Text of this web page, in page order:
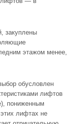
закуплены
этажом менее,
обусловлен
лифтов
пониженным
лифтах не